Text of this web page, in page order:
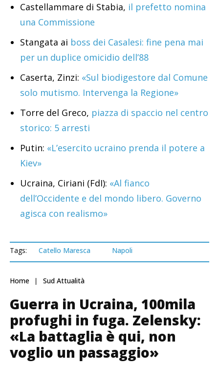
Castellammare di Stabia, il prefetto nomina
una Commissione
Stangata ai boss dei Casalesi: fine pena mai
per un duplice omicidio dell’88
Caserta, Zinzi: «Sul biodigestore dal Comune
solo mutismo. Intervenga la Regione»
Torre del Greco, piazza di spaccio nel centro
storico: 5 arresti
Putin: «L’esercito ucraino prenda il potere a
Kiev»
Ucraina, Ciriani (FdI): «Al fianco
dell’Occidente e del mondo libero. Governo
agisca con realismo»
Tags: Catello Maresca Napoli
Home Sud Attualità
Guerra in Ucraina, 100mila
profughi in fuga. Zelensky:
«La battaglia è qui, non
voglio un passaggio»